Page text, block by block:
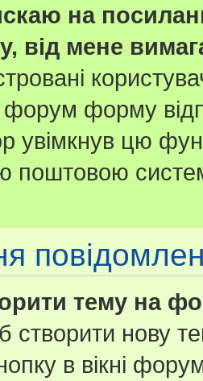
на
від мене
форум форму
увімкнув цю
поштовою
тему на
створити нову
в вікні